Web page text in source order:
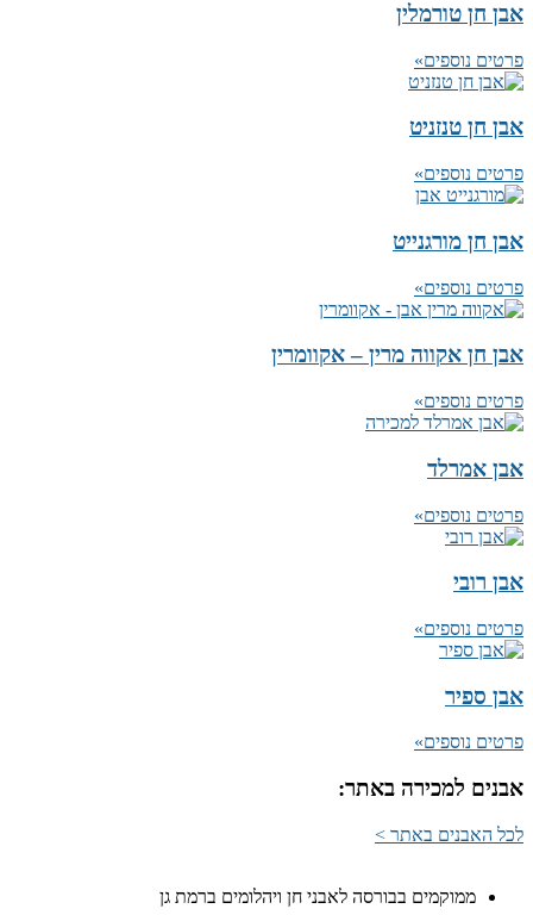
אבן חן טורמלין
פרטים נוספים»
אבן חן טנזניט
פרטים נוספים»
אבן חן מורגנייט
פרטים נוספים»
אבן חן אקווה מרין – אקוומרין
פרטים נוספים»
אבן אמרלד
פרטים נוספים»
אבן רובי
פרטים נוספים»
אבן ספיר
פרטים נוספים»
אבנים למכירה באתר:
לכל האבנים באתר >
ממוקמים בבורסה לאבני חן ויהלומים ברמת גן